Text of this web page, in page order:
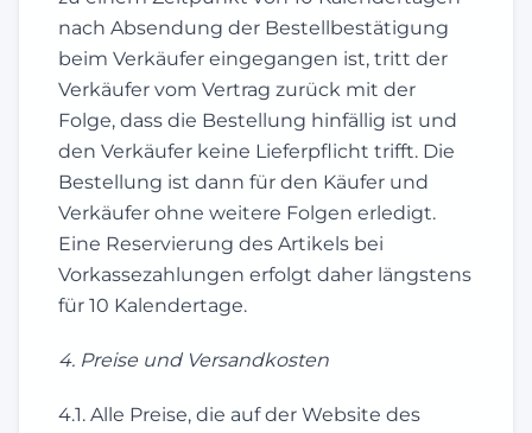
nach Absendung der Bestellbestätigung
beim Verkäufer eingegangen ist, tritt der
Verkäufer vom Vertrag zurück mit der
Folge, dass die Bestellung hinfällig ist und
den Verkäufer keine Lieferpflicht trifft. Die
Bestellung ist dann für den Käufer und
Verkäufer ohne weitere Folgen erledigt.
Eine Reservierung des Artikels bei
Vorkassezahlungen erfolgt daher längstens
für 10 Kalendertage.
4. Preise und Versandkosten
4.1. Alle Preise, die auf der Website des